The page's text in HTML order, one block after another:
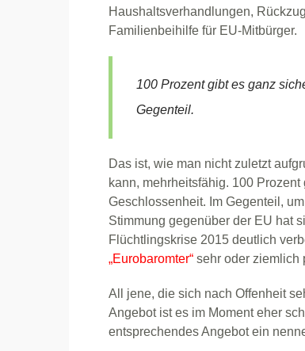
Haushaltsverhandlungen,
Familienbeihilfe für EU-Mitbürger.
100 Prozent gibt es ganz
Gegenteil.
Das ist, wie man nicht zuletzt
kann, mehrheitsfähig. 100
Geschlossenheit. Im Gegenteil,
Stimmung gegenüber der EU hat
Flüchtlingskrise 2015 deutlich
„Eurobaromter“ sehr oder ziemlich
All jene, die sich nach Offenheit
Angebot ist es im Moment eher
entsprechendes Angebot ein